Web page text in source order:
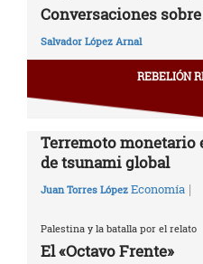
Conversaciones
Salvador López Arnal
REBELIÓN
Terremoto monetario
de tsunami global
Juan Torres López Economía |
Palestina y la batalla por el relato
El «Octavo Frente»